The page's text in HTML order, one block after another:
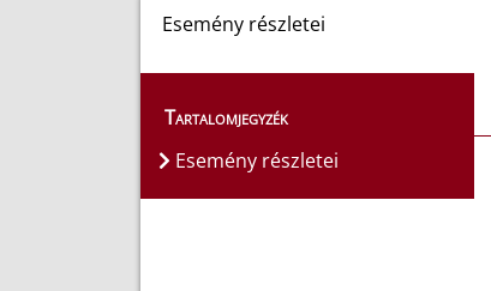
Esemény részletei
Tartalomjegyzék
Esemény részletei